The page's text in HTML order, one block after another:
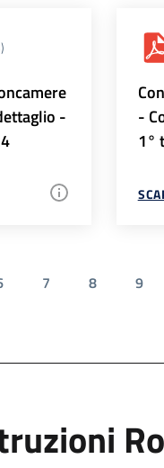
-
-
1°
7 8 9